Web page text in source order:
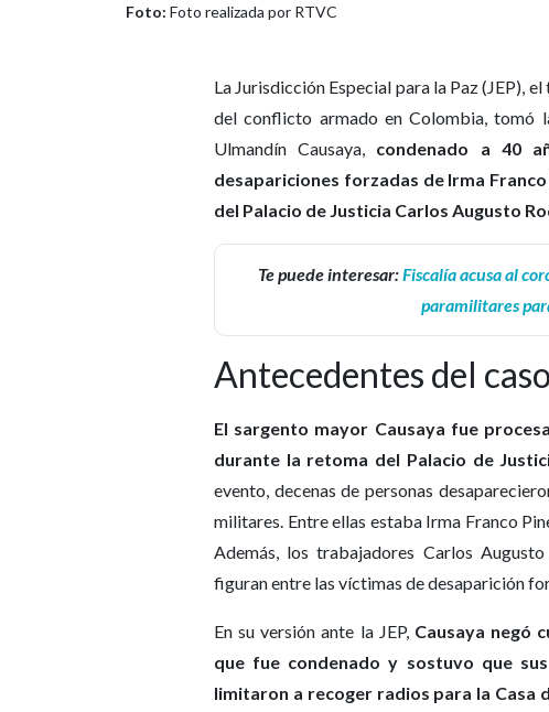
Foto: Foto realizada por RTVC
La Jurisdicción Especial para la Paz (JEP),
del conflicto armado en Colombia, tomó
Ulmandín Causaya, condenado a 40
desapariciones forzadas de Irma Franco
del Palacio de Justicia Carlos Augusto
Te puede interesar:Fiscalía acusa al
paramilitares
Antecedentes del caso
El sargento mayor Causaya fue
durante la retoma del Palacio de
evento, decenas de personas
militares. Entre ellas estaba Irma Franco
Además, los trabajadores Carlos
figuran entre las víctimas de desaparición
En su versión ante la JEP, Causaya negó
que fue condenado y sostuvo que
limitaron a recoger radios para la Casa